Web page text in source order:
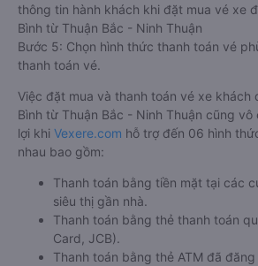
thông tin hành khách khi đặt mua vé xe
Bình từ Thuận Bắc - Ninh Thuận
Bước 5: Chọn hình thức thanh toán vé
thanh toán vé.
Việc đặt mua và thanh toán vé xe khách
Bình từ Thuận Bắc - Ninh Thuận cũng
lợi khi Vexere.com hỗ trợ đến 06 hình
nhau bao gồm:
Thanh toán bằng tiền mặt tại các
siêu thị gần nhà.
Thanh toán bằng thẻ thanh toán
Card, JCB).
Thanh toán bằng thẻ ATM đã